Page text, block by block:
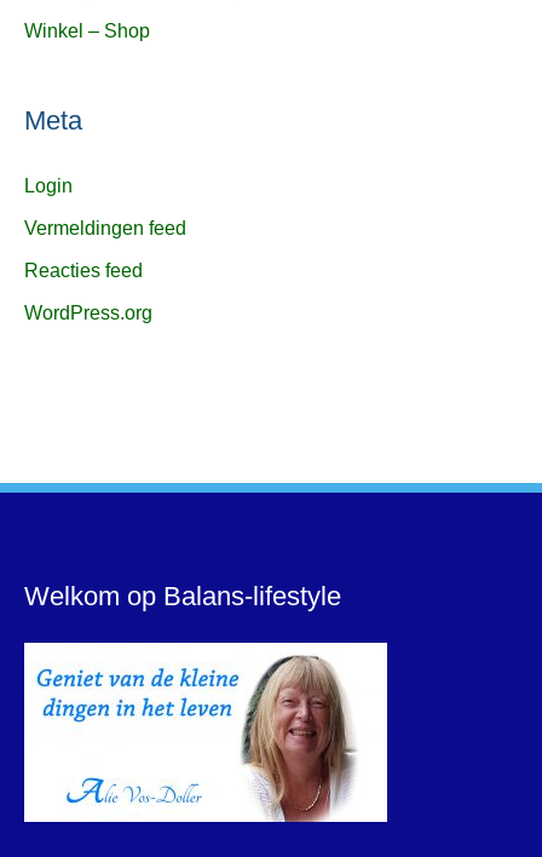
Winkel – Shop
Meta
Login
Vermeldingen feed
Reacties feed
WordPress.org
Welkom op Balans-lifestyle